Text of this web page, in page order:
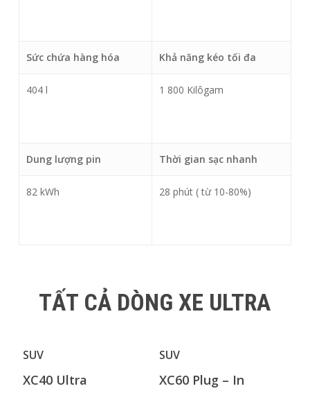
Sức chứa hàng hóa Khả năng kéo tối đa
404 l 1 800 Kilôgam
Dung lượng pin Thời gian sạc nhanh
82 kWh 28 phút ( từ 10-80%)
TẤT CẢ DÒNG XE ULTRA
SUV
XC40 Ultra
SUV
XC60 Plug – In